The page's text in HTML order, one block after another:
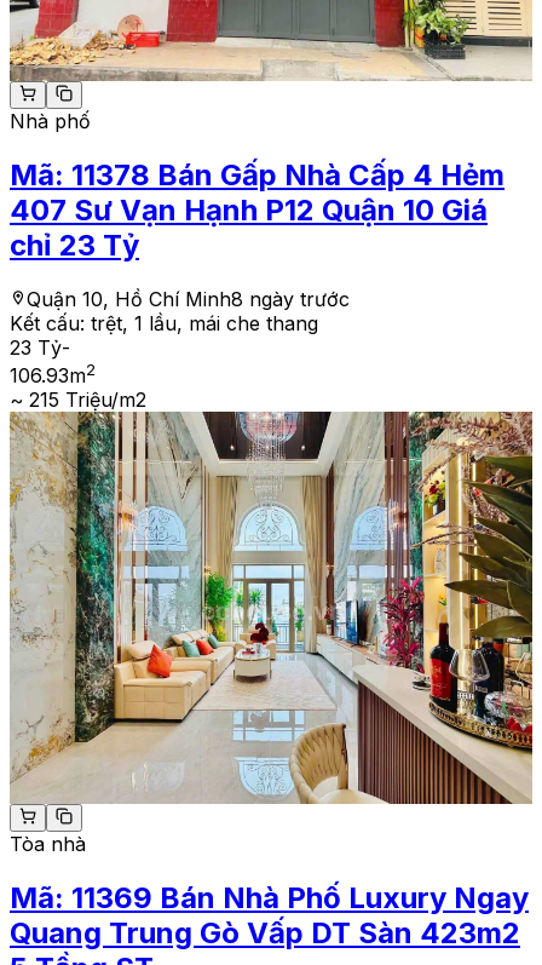
Nhà phố
Mã: 11378 Bán Gấp Nhà Cấp 4 Hẻm
407 Sư Vạn Hạnh P12 Quận 10 Giá
chỉ 23 Tỷ
Quận 10, Hồ Chí Minh8 ngày trước
Kết cấu: trệt, 1 lầu, mái che thang
23 Tỷ-
106.93m2
~ 215 Triệu/m2
Tòa nhà
Mã: 11369 Bán Nhà Phố Luxury Ngay
Quang Trung Gò Vấp DT Sàn 423m2